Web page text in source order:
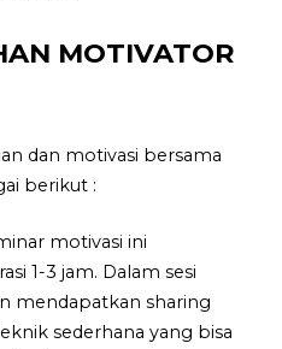
MOTIVATOR
dan motivasi bersama
berikut :
motivasi ini
1-3 jam. Dalam sesi
mendapatkan sharing
sederhana yang bisa